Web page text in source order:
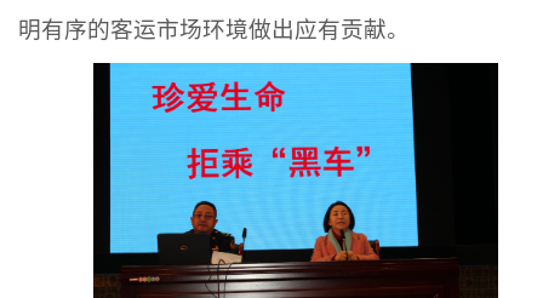
明有序的客运市场环境做出应有贡献。